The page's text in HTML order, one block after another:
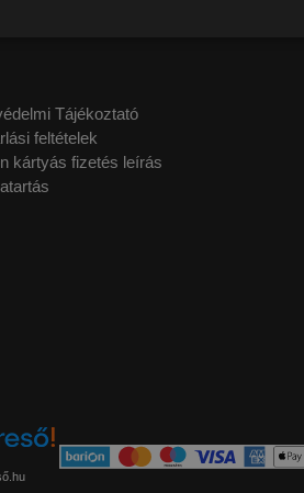
Tájékoztató
feltételek
kártyás fizetés leírás